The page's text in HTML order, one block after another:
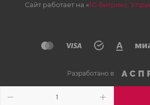
Сайт работает на «1С-Битрикс:
Разработано в